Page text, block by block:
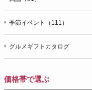
季節イベント（111）
グルメギフトカタログ
価格帯で選ぶ